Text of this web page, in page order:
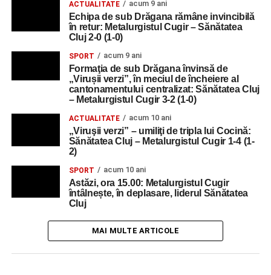
ACTUALITATE acum 9 ani
Echipa de sub Drăgana rămâne invincibilă
în retur: Metalurgistul Cugir – Sănătatea
Cluj 2-0 (1-0)
SPORT acum 9 ani
Formaţia de sub Drăgana învinsă de
„Virușii verzi”, în meciul de încheiere al
cantonamentului centralizat: Sănătatea Cluj
– Metalurgistul Cugir 3-2 (1-0)
ACTUALITATE acum 10 ani
„Viruşii verzi” – umiliţi de tripla lui Cocină:
Sănătatea Cluj – Metalurgistul Cugir 1-4 (1-
2)
SPORT acum 10 ani
Astăzi, ora 15.00: Metalurgistul Cugir
întâlnește, în deplasare, liderul Sănătatea
Cluj
MAI MULTE ARTICOLE